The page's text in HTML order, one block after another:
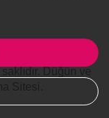
Sitesi.